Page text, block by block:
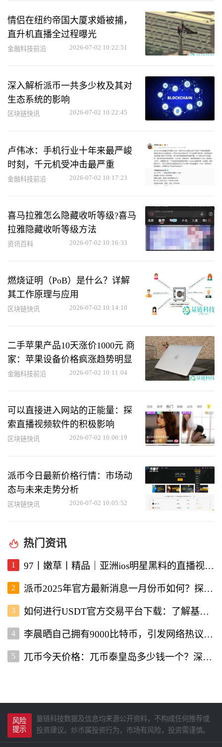
情侣在纽约帝国大厦求婚被捕，
直升机直播全过程曝光
金融科技前沿 2026-07-02 10:22:51
深入解析派币一共多少枚及其对
生态系统的影响
区块链快讯 2026-07-02 10:22:45
卢伟冰：手机行业十年来最严峻
时刻，千元机受冲击最严重
金融科技前沿 2026-07-02 10:17:23
喜马拉雅怎么隐藏收听等级?喜马
拉雅隐藏收听等级方法
资讯百科 2026-07-02 10:16:33
燃烧证明（PoB）是什么？详解
其工作原理与应用
区块链快讯 2026-07-02 10:14:10
二手苹果产品10天涨价1000元 商
家：苹果设备价格疯涨趋势明显
金融科技前沿 2026-07-02 10:11:04
可以直接进入网站的正能量：探
索直播视频软件的积极影响
区块链快讯 2026-07-02 10:06:19
派币今日最新价格行情：市场动
态与未来走势分析
区块链快讯 2026-07-02 10:05:52
热门资讯
1 97丨嫩草丨精品｜亚洲ios明星黑料的直播视频软件深度解析
2 派币2025年官方最新消息一月份币如何？探讨未来发展与行情走势
3 如何进行USDT官方交易平台下载：了解基本流程与注意事项
4 李晨晒自己拥有9000比特币，引发网络热议与投资者关注
5 兀币今天价格：兀币泰皇岛多少钱一个？深入分析市场现状与未来走向
风险
提示
量链科技数据及信息均来源公开资料，不构成任何推荐或
投资建议。炒币属投资行为，市场有风险，投资需谨慎。